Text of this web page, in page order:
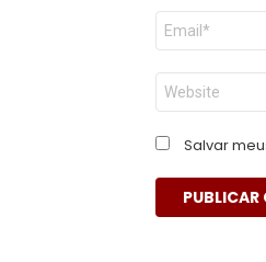
E-
mail
*
Site
Salvar